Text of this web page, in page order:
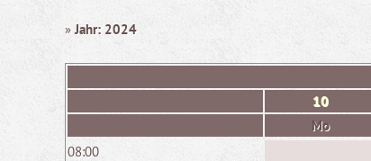
»Jahr: 2024
10
Mo
08:00